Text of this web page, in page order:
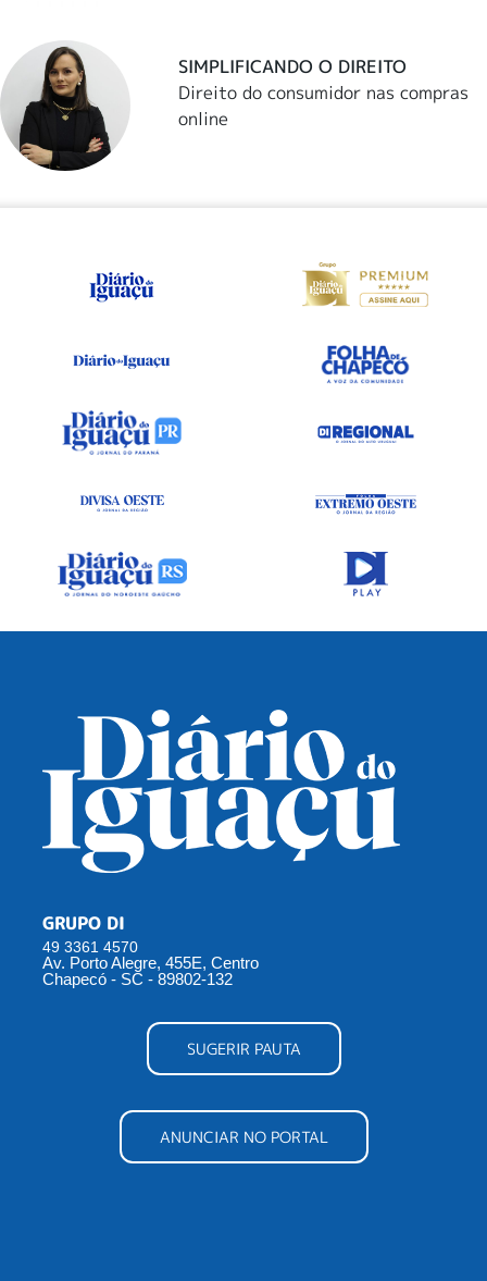
SIMPLIFICANDO O DIREITO
Direito do consumidor nas compras
online
GRUPO DI
49 3361 4570
Av. Porto Alegre, 455E, Centro
Chapecó - SC - 89802-132
SUGERIR PAUTA
ANUNCIAR NO PORTAL